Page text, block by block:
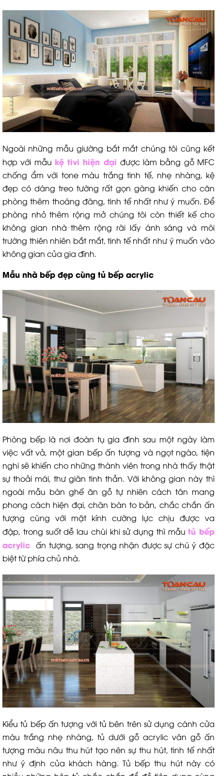
Ngoài những mẫu giường bắt mắt chúng tôi cũng kết
hợp với mẫu kệ tivi hiện đại được làm bằng gỗ MFC
chống ẩm với tone màu trắng tinh tế, nhẹ nhàng, kệ
đẹp có dáng treo tường rất gọn gàng khiến cho căn
phòng thêm thoáng đãng, tinh tế nhất như ý muốn. Để
phòng nhỏ thêm rộng mở chúng tôi còn thiết kế cho
không gian nhà thêm rộng rãi lấy ánh sáng và môi
trường thiên nhiên bắt mắt, tinh tế nhất như ý muốn vào
không gian của gia đình.
Mẫu nhà bếp đẹp cùng tủ bếp acrylic
Phòng bếp là nơi đoàn tụ gia đình sau một ngày làm
việc vất vả, một gian bếp ấn tượng và ngọt ngào, tiện
nghi sẽ khiến cho những thành viên trong nhà thấy thật
sự thoải mái, thư giãn tinh thần. Với không gian này thì
ngoài mẫu bàn ghế ăn gỗ tự nhiên cách tân mang
phong cách hiện đại, chân bàn to bản, chắc chắn ấn
tượng cùng với mặt kính cường lực chịu được va
đập, trong suốt dễ lau chùi khi sử dụng thì mẫutủ bếp
acrylic ấn tượng, sang trọng nhận được sự chú ý đặc
biệt từ phía chủ nhà.
Kiểu tủ bếp ấn tượng với tủ bên trên sử dụng cánh cửa
màu trắng nhẹ nhàng, tủ dưới gỗ acrylic vân gỗ ấn
tượng màu nâu thu hút tạo nên sự thu hút, tinh tế nhất
như ý định của khách hàng. Tủ bếp thu hút này có